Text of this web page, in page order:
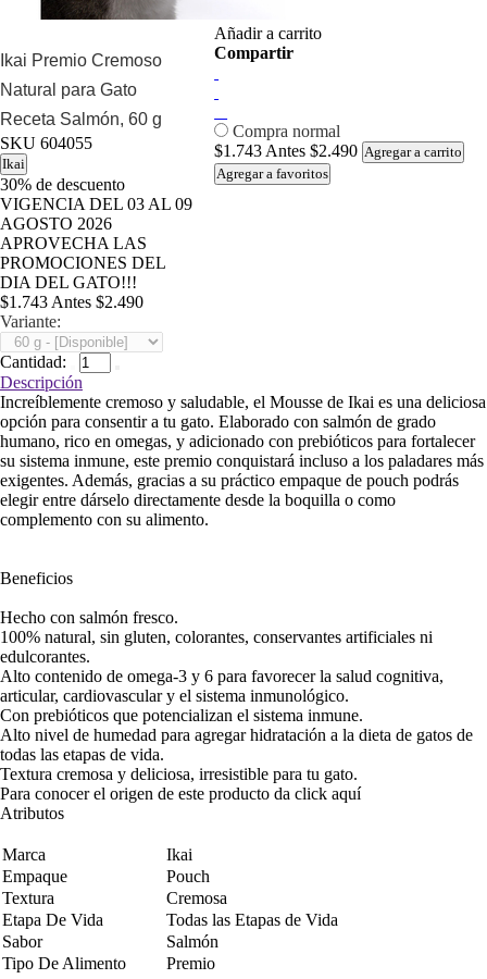
Ikai Premio Cremoso
Natural para Gato
Receta Salmón, 60 g
SKU 604055
Ikai
30% de descuento
VIGENCIA DEL 03 AL 09
AGOSTO 2026
APROVECHA LAS
PROMOCIONES DEL
DIA DEL GATO!!!
$1.743 Antes $2.490
Variante:
Cantidad:
Añadir a carrito
Compartir
Compra normal
$1.743 Antes$2.490 Agregar a carrito
Agregar a favoritos
Descripción
Increíblemente cremoso y saludable, el Mousse de Ikai es una deliciosa
opción para consentir a tu gato. Elaborado con salmón de grado
humano, rico en omegas, y adicionado con prebióticos para fortalecer
su sistema inmune, este premio conquistará incluso a los paladares más
exigentes. Además, gracias a su práctico empaque de pouch podrás
elegir entre dárselo directamente desde la boquilla o como
complemento con su alimento.
Beneficios
Hecho con salmón fresco.
100% natural, sin gluten, colorantes, conservantes artificiales ni
edulcorantes.
Alto contenido de omega-3 y 6 para favorecer la salud cognitiva,
articular, cardiovascular y el sistema inmunológico.
Con prebióticos que potencializan el sistema inmune.
Alto nivel de humedad para agregar hidratación a la dieta de gatos de
todas las etapas de vida.
Textura cremosa y deliciosa, irresistible para tu gato.
Para conocer el origen de este producto da click aquí
Atributos
Marca
Ikai
Empaque
Pouch
Textura
Cremosa
Etapa De Vida
Todas las Etapas de Vida
Sabor
Salmón
Tipo De Alimento
Premio